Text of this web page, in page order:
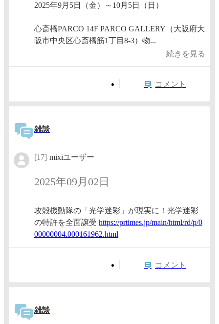
2025年9月5日（金）～10月5日（日）
心斎橋PARCO 14F PARCO GALLERY（大阪府大
阪市中央区心斎橋筋1丁目8-3）物...
続きを見る
コメント
雑談
[17] mixiユーザー
2025年09月02日
攻殻機動隊の「光学迷彩」が現実に！光学迷彩
の特許を全面譲受 https://prtimes.jp/main/html/rd/p/0
00000004.000161962.html
コメント
雑談